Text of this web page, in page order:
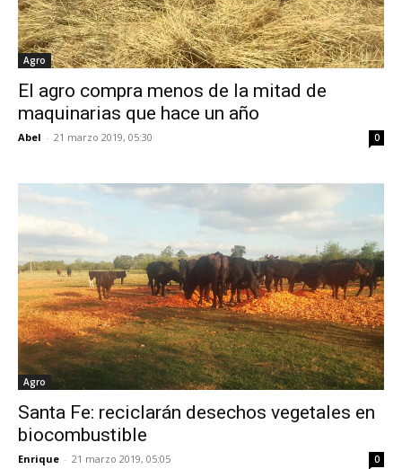
Agro
El agro compra menos de la mitad de
maquinarias que hace un año
Abel - 21 marzo 2019, 05:30 0
Agro
Santa Fe: reciclarán desechos vegetales en
biocombustible
Enrique - 21 marzo 2019, 05:05 0